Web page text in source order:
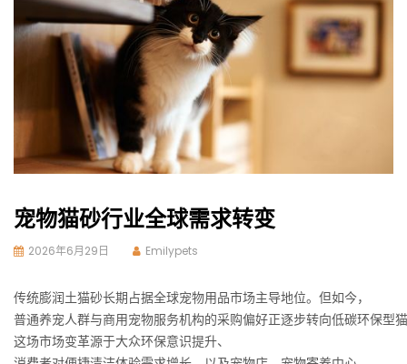
宠物猫砂行业全球需求转变
2026年6月29日 Emilypets
传统膨润土猫砂长期占据全球宠物用品市场主导地位。但如今，
普通养宠人群与商用宠物服务机构的采购偏好正逐步转向低碳环保型
这场市场变革源于大众环保意识提升、